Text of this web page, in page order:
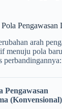
Pengawasan
arah
menuju pola
perbandingannya:
Pengawasan
(Konvensional)